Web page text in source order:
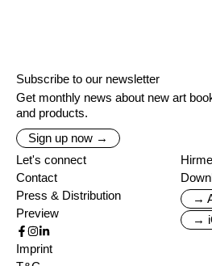
Subscribe to our newsletter
Get monthly news about new art
and products.
Sign up now →
Let's connect
Contact
Press & Distribution
Preview
→
→
Imprint